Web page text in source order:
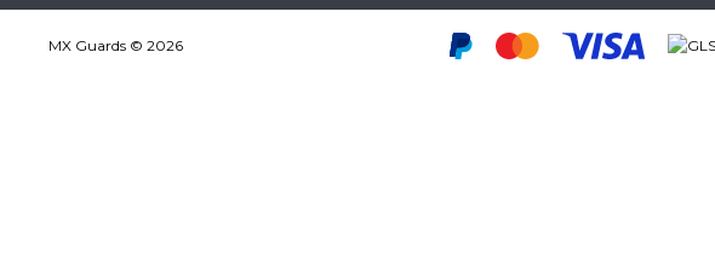
MX Guards © 2026